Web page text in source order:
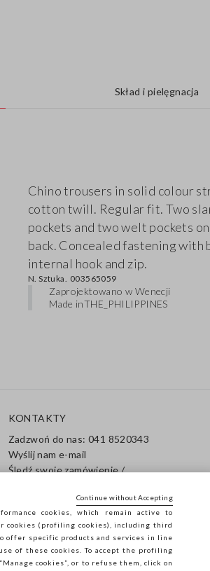
Skład i pielęgnacja
Chino trousers in solid colour
cotton twill. Regular fit. Two
pockets and two welt pockets
back. Concealed fastening with
internal hook and zip.
N. Sztuka. 003565059
Zaprojektowano w Wenecji
Made inTHE_PHILIPPINES
KONTAKTY
Zadzwoń do nas: 041 8520343
Wyślij nam e-mail
Śledź swoje zamówienie /
cookies, which remain active to
cookies (profiling cookies), including third
offer specific products and services in line
of these cookies. To accept the profiling
cookies”, or to refuse them, click on
Continue without Accepting